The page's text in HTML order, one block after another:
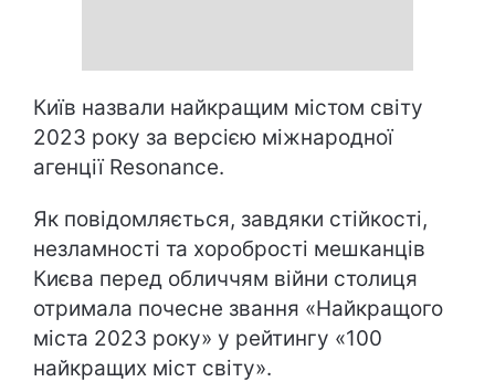
Київ назвали найкращим містом світу
2023 року за версією міжнародної
агенції Resonance.
Як повідомляється, завдяки стійкості,
незламності та хоробрості мешканців
Києва перед обличчям війни столиця
отримала почесне звання «Найкращого
міста 2023 року» у рейтингу «100
найкращих міст світу».